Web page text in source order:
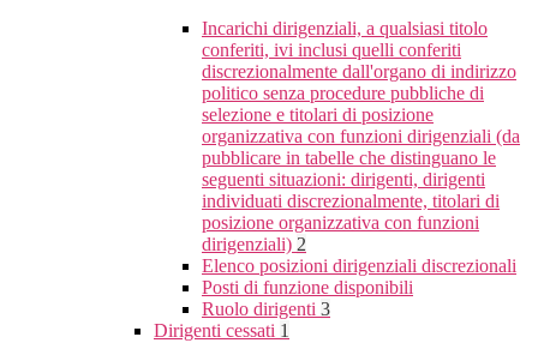
Incarichi dirigenziali, a qualsiasi titolo
conferiti, ivi inclusi quelli conferiti
discrezionalmente dall'organo di indirizzo
politico senza procedure pubbliche di
selezione e titolari di posizione
organizzativa con funzioni dirigenziali (da
pubblicare in tabelle che distinguano le
seguenti situazioni: dirigenti, dirigenti
individuati discrezionalmente, titolari di
posizione organizzativa con funzioni
dirigenziali) 2
Elenco posizioni dirigenziali discrezionali
Posti di funzione disponibili
Ruolo dirigenti 3
Dirigenti cessati 1